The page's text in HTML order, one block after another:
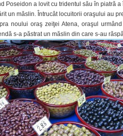
Poseidon a lovit cu tridentul său în piatră
un măslin. Întrucât locuitorii oraşului au
noului oraş zeiţei Atena, oraşul
s-a păstrat un măslin din care s-au